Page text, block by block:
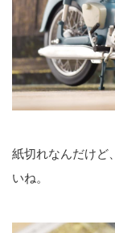
紙切れなんだけど
いね。